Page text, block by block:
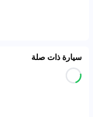
سيارة ذات صلة